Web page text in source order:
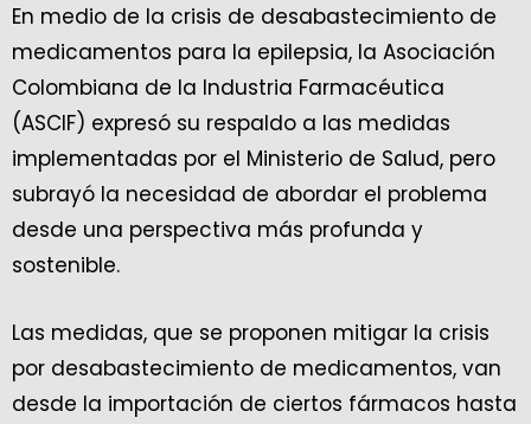
En medio de la crisis de desabastecimiento de
medicamentos para la epilepsia, la Asociación
Colombiana de la Industria Farmacéutica
(ASCIF) expresó su respaldo a las medidas
implementadas por el Ministerio de Salud, pero
subrayó la necesidad de abordar el problema
desde una perspectiva más profunda y
sostenible.
Las medidas, que se proponen mitigar la crisis
por desabastecimiento de medicamentos, van
desde la importación de ciertos fármacos hasta